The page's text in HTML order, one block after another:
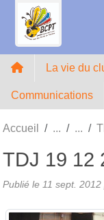
La vie du
Communications
Accueil
TDJ 19 12
Publié le 11 sept. 2012
Panneau de gestion